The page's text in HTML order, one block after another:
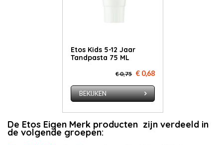
Etos Kids 5-12 Jaar
Tandpasta 75 ML
€ 0,75 € 0,68
BEKIJKEN
De Etos Eigen Merk producten zijn verdeeld in
de volgende groepen: